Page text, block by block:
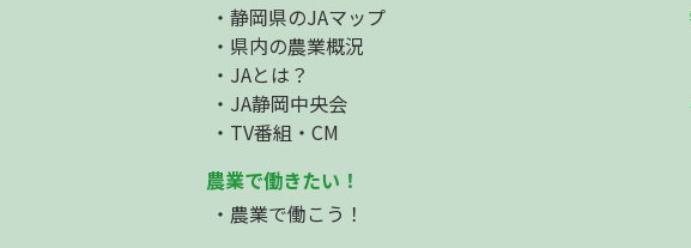
静岡県のJAマップ
県内の農業概況
JAとは？
JA静岡中央会
TV番組・CM
農業で働きたい！
農業で働こう！